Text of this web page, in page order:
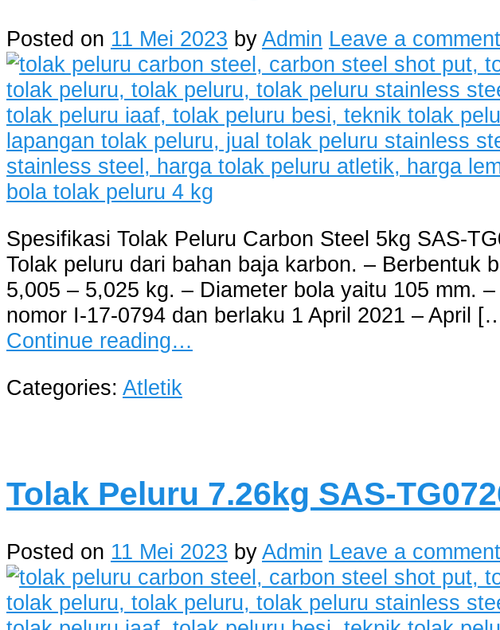
Posted on 11 Mei 2023 byAdmin Leave a comment
Spesifikasi Tolak Peluru Carbon Steel 5kg SAS-
Tolak peluru dari bahan baja karbon. – Berbentuk
5,005 – 5,025 kg. – Diameter bola yaitu 105 mm.
nomor I-17-0794 dan berlaku 1 April 2021 – April
Continue reading…
Categories: Atletik
Tolak Peluru 7.26kg SAS-
Posted on 11 Mei 2023 byAdmin Leave a comment